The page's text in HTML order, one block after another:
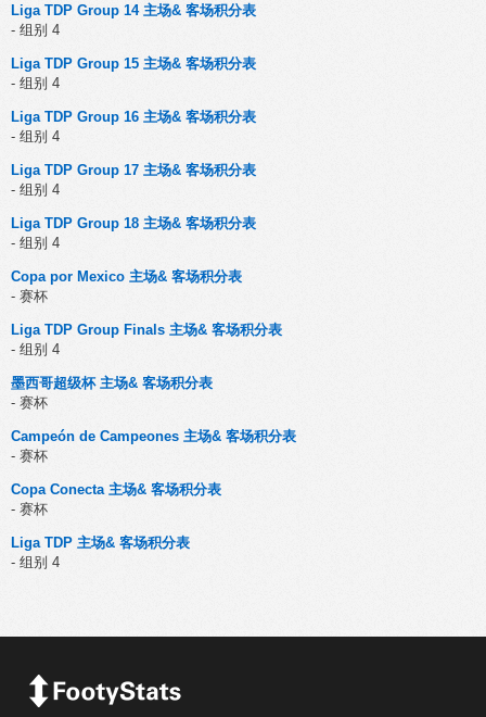
Liga TDP Group 14 主场& 客场积分表
- 组别 4
Liga TDP Group 15 主场& 客场积分表
- 组别 4
Liga TDP Group 16 主场& 客场积分表
- 组别 4
Liga TDP Group 17 主场& 客场积分表
- 组别 4
Liga TDP Group 18 主场& 客场积分表
- 组别 4
Copa por Mexico 主场& 客场积分表
- 赛杯
Liga TDP Group Finals 主场& 客场积分表
- 组别 4
墨西哥超级杯 主场& 客场积分表
- 赛杯
Campeón de Campeones 主场& 客场积分表
- 赛杯
Copa Conecta 主场& 客场积分表
- 赛杯
Liga TDP 主场& 客场积分表
- 组别 4